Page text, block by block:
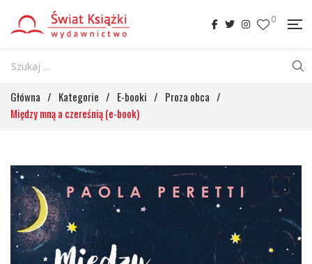
0
Główna / Kategorie / E-booki / Proza obca /
Między mną a czereśnią (e-book)